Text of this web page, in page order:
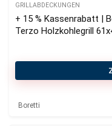
GRILLABDECKUNGEN
+ 15 % Kassenrabatt |
Terzo Holzkohlegrill
Boretti